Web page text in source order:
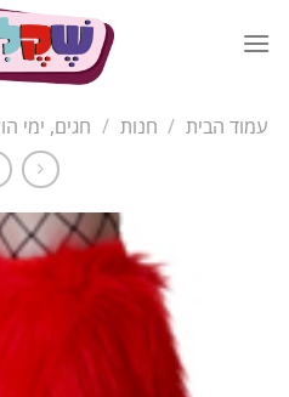
עמוד הבית / חנות / חגים, ימי